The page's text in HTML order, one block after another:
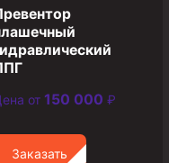
от 150 000 ₽
Заказать